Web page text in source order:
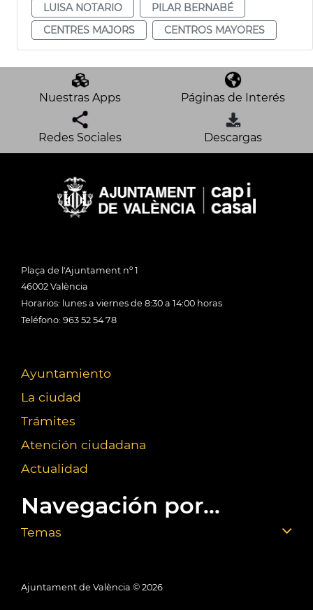
LUISA NOTARIO
PILAR BERNABÉ
CENTRES MAJORS
CENTROS MAYORES
Nuestras Apps Páginas de Interés
Redes Sociales Descargas
Plaça de l'Ajuntament nº 1
46002 València
Horarios: lunes a viernes de 8:30 a 14:00 horas
Teléfono: 963 52 54 78
Ayuntamiento
La ciudad
Trámites
Atención ciudadana
Actualidad
Navegación por...
Temas
Ajuntament de València © 2026